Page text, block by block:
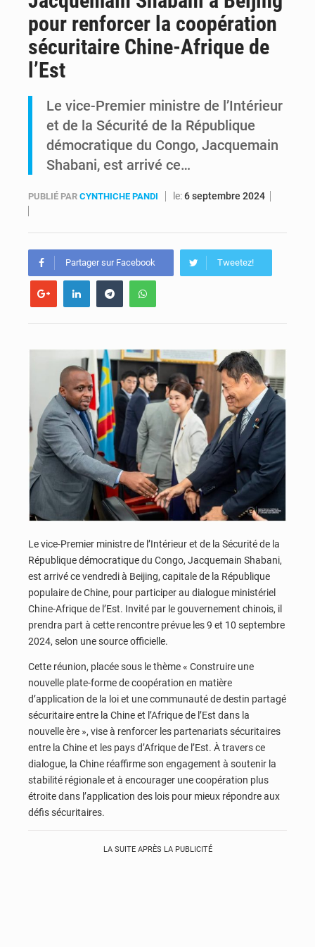
Alerte Ebola à Kinshasa : Un bateau sous haute surveillance accoste à Maluku avec 200 passagers à bord
RDC : Christian Bosembe annonce la fermeture imminente de TikTok pour stopper la propagande de l’AFC-M23
pour renforcer la coopération
sécuritaire Chine-Afrique de
l’Est
Le vice-Premier ministre de l’Intérieur
et de la Sécurité de la République
démocratique du Congo, Jacquemain
Shabani, est arrivé ce…
PUBLIÉ PAR CYNTHICHE PANDI le:6 septembre 2024
Partager sur Facebook Tweetez!
Le vice-Premier ministre de l’Intérieur et de la Sécurité de la
République démocratique du Congo, Jacquemain Shabani,
est arrivé ce vendredi à Beijing, capitale de la République
populaire de Chine, pour participer au dialogue ministériel
Chine-Afrique de l’Est. Invité par le gouvernement chinois, il
prendra part à cette rencontre prévue les 9 et 10 septembre
2024, selon une source officielle.
Cette réunion, placée sous le thème « Construire une
nouvelle plate-forme de coopération en matière
d’application de la loi et une communauté de destin partagé
sécuritaire entre la Chine et l’Afrique de l’Est dans la
nouvelle ère », vise à renforcer les partenariats sécuritaires
entre la Chine et les pays d’Afrique de l’Est. À travers ce
dialogue, la Chine réaffirme son engagement à soutenir la
stabilité régionale et à encourager une coopération plus
étroite dans l’application des lois pour mieux répondre aux
défis sécuritaires.
LA SUITE APRÈS LA PUBLICITÉ